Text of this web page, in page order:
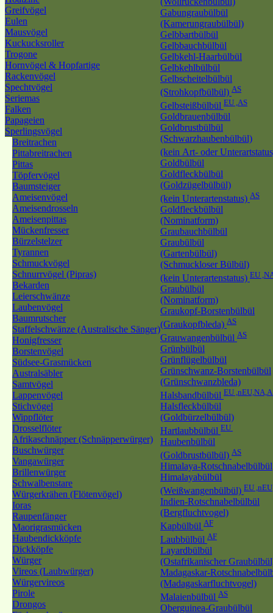
Greifvögel
Eulen
Mausvögel
Kuckucksroller
Trogone
Hornvögel & Hopfartige
Rackenvögel
Spechtvögel
Seriemas
Falken
Papageien
Sperlingsvögel
Breitrachen
Pittabreitrachen
Pittas
Töpfervögel
Baumsteiger
Ameisenvögel
Ameisendrosseln
Ameisenpittas
Mückenfresser
Bürzelstelzer
Tyrannen
Schmuckvögel
Schnurrvögel (Pipras)
Bekarden
Leierschwänze
Laubenvögel
Baumrutscher
Staffelschwänze (Australische Sänger)
Honigfresser
Borstenvögel
Südsee-Grasmücken
Australsäbler
Samtvögel
Lappenvögel
Stichvögel
Wippflöter
Drosselflöter
Afrikaschnäpper (Schnäpperwürger)
Buschwürger
Vangawürger
Brillenwürger
Schwalbenstare
Würgerkrähen (Flötenvögel)
Ioras
Raupenfänger
Maorigrasmücken
Haubendickköpfe
Dickköpfe
Würger
Vireos (Laubwürger)
Würgervireos
Pirole
Drongos
Gabungraubülbül
(Kamerungraubülbül)
Gelbbartbülbül
Gelbbauchbülbül
Gelbkehl-Haarbülbül
Gelbkehlbülbül
Gelbscheitelbülbül
(Strohkopfbülbül) AS
Gelbsteißbülbül EU ,AS
Goldbrauenbülbül
Goldbrustbülbül
(Schwarzhaubenbülbül)
(kein Art- oder
Goldbülbül
Goldfleckbülbül
(Goldzügelbülbül)
(kein Unterartenstatus) AS
Goldfleckbülbül
(Nominatform)
Graubauchbülbül
Graubülbül
(Gartenbülbül)
(Schmuckloser Bülbül)
(kein Unterartenstatus) EU
Graubülbül
(Nominatform)
Graukopf-Borstenbülbül
(Graukopfbleda) AS
Grauwangenbülbül AS
Grünbülbül
Grünflügelbülbül
Grünschwanz-Borstenbülbül
(Grünschwanzbleda)
Halsbandbülbül EU
Halsfleckbülbül
(Goldbürzelbülbül)
Hartlaubbülbül EU
Haubenbülbül
(Goldbrustbülbül) AS
Himalaya-Rotschnabelbülbül
Himalayabülbül
(Weißwangenbülbül) EU ,nEU
Indien-Rotschnabelbülbül
(Bergfluchtvogel)
Kapbülbül AF
Laubbülbül AF
Layardbülbül
(Ostafrikanischer
Madagaskar-
(Madagaskarfluchtvogel)
Malaienbülbül AS
Oberguinea-Graubülbül